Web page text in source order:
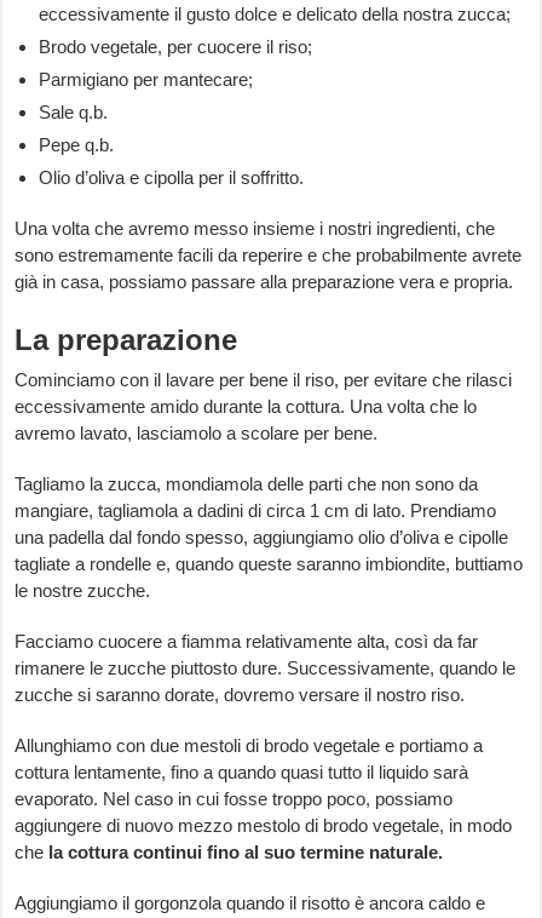
eccessivamente il gusto dolce e delicato della nostra zucca;
Brodo vegetale, per cuocere il riso;
Parmigiano per mantecare;
Sale q.b.
Pepe q.b.
Olio d’oliva e cipolla per il soffritto.
Una volta che avremo messo insieme i nostri ingredienti, che
sono estremamente facili da reperire e che probabilmente avrete
già in casa, possiamo passare alla preparazione vera e propria.
La preparazione
Cominciamo con il lavare per bene il riso, per evitare che rilasci
eccessivamente amido durante la cottura. Una volta che lo
avremo lavato, lasciamolo a scolare per bene.
Tagliamo la zucca, mondiamola delle parti che non sono da
mangiare, tagliamola a dadini di circa 1 cm di lato. Prendiamo
una padella dal fondo spesso, aggiungiamo olio d’oliva e cipolle
tagliate a rondelle e, quando queste saranno imbiondite, buttiamo
le nostre zucche.
Facciamo cuocere a fiamma relativamente alta, così da far
rimanere le zucche piuttosto dure. Successivamente, quando le
zucche si saranno dorate, dovremo versare il nostro riso.
Allunghiamo con due mestoli di brodo vegetale e portiamo a
cottura lentamente, fino a quando quasi tutto il liquido sarà
evaporato. Nel caso in cui fosse troppo poco, possiamo
aggiungere di nuovo mezzo mestolo di brodo vegetale, in modo
che la cottura continui fino al suo termine naturale.
Aggiungiamo il gorgonzola quando il risotto è ancora caldo e